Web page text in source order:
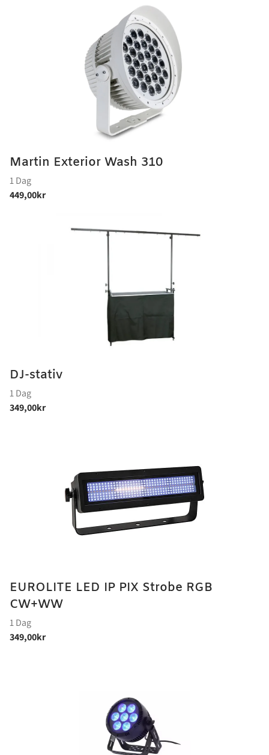
Martin Exterior Wash 310
DJ-stativ
EUROLITE LED IP PIX Strobe RGB
CW+WW